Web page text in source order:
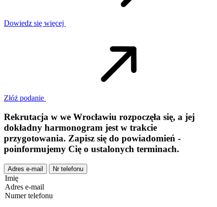
Dowiedz się więcej
Złóż podanie
Rekrutacja w we Wrocławiu rozpoczęła się, a jej
dokładny harmonogram jest w trakcie
przygotowania. Zapisz się do powiadomień -
poinformujemy Cię o ustalonych terminach.
Adres e-mail Nr telefonu
Imię
Adres e-mail
Numer telefonu